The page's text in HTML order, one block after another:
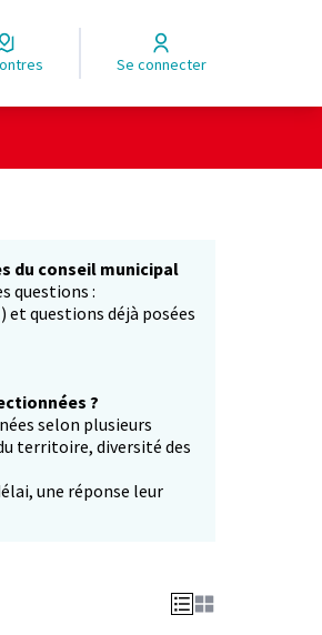
Se connecter
du conseil municipal
questions :
questions déjà posées
?
selon plusieurs
territoire, diversité des
une réponse leur